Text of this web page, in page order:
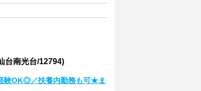
台南光台/12794)
験OK◎／扶養内勤務も可★ま